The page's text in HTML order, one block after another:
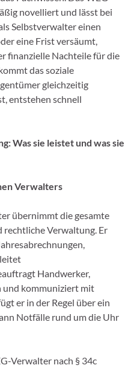
novelliert und lässt bei
Selbstverwalter einen
eine Frist versäumt,
finanzielle Nachteile für die
das soziale
gleichzeitig
entstehen schnell
Was sie leistet und was sie
Verwalters
übernimmt die gesamte
rechtliche Verwaltung. Er
Handwerker,
und kommuniziert mit
er in der Regel über ein
Notfälle rund um die Uhr
Verwalter nach § 34c